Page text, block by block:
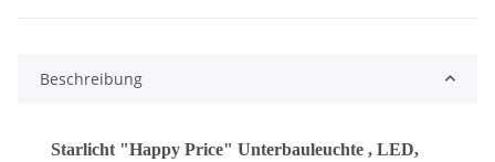
Beschreibung
Starlicht "Happy Price" Unterbauleuchte , LED,